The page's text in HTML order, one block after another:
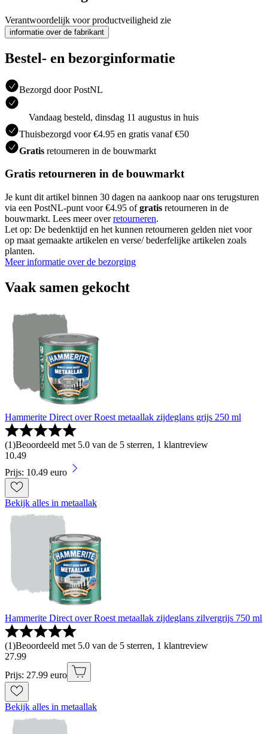
Verantwoordelijk voor productveiligheid zie
informatie over de fabrikant
Bestel- en bezorginformatie
Bezorgd door PostNL
Vandaag besteld, dinsdag 11 augustus in huis
Thuisbezorgd voor €4.95 en gratis vanaf €50
Gratis retourneren in de bouwmarkt
Gratis retourneren in de bouwmarkt
Je kunt dit artikel binnen 30 dagen na aankoop naar ons terugsturen
via een PostNL-punt voor €4.95 ofgratis retourneren in de
bouwmarkt. Lees meer overretourneren.
Let op: De bedenktijd en het kunnen retourneren gelden niet voor
op maat gemaakte artikelen en verse/ bederfelijke artikelen zoals
planten.
Meer informatie over de bezorging
Vaak samen gekocht
Hammerite Direct over Roest metaallak zijdeglans grijs 250 ml
(1)Beoordeeld met 5.0 van de 5 sterren, 1 klantreview
10.49
Prijs: 10.49 euro
Bekijk alles in metaallak
Hammerite Direct over Roest metaallak zijdeglans zilvergrijs 750 ml
(1)Beoordeeld met 5.0 van de 5 sterren, 1 klantreview
27.99
Prijs: 27.99 euro
Bekijk alles in metaallak